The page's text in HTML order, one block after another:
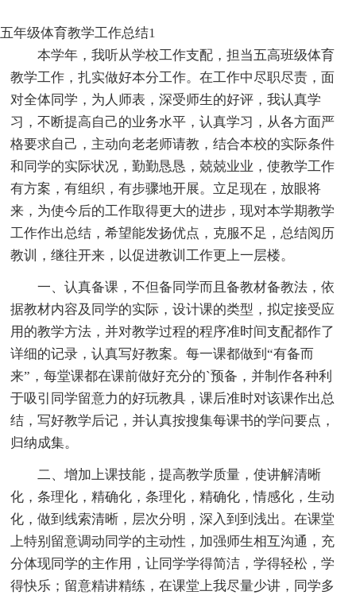
五年级体育教学工作总结1
本学年，我听从学校工作支配，担当五高班级体育
教学工作，扎实做好本分工作。在工作中尽职尽责，面
对全体同学，为人师表，深受师生的好评，我认真学
习，不断提高自己的业务水平，认真学习，从各方面严
格要求自己，主动向老老师请教，结合本校的实际条件
和同学的实际状况，勤勤恳恳，兢兢业业，使教学工作
有方案，有组织，有步骤地开展。立足现在，放眼将
来，为使今后的工作取得更大的进步，现对本学期教学
工作作出总结，希望能发扬优点，克服不足，总结阅历
教训，继往开来，以促进教训工作更上一层楼。
一、认真备课，不但备同学而且备教材备教法，依
据教材内容及同学的实际，设计课的类型，拟定接受应
用的教学方法，并对教学过程的程序准时间支配都作了
详细的记录，认真写好教案。每一课都做到“有备而
来”，每堂课都在课前做好充分的`预备，并制作各种利
于吸引同学留意力的好玩教具，课后准时对该课作出总
结，写好教学后记，并认真按搜集每课书的学问要点，
归纳成集。
二、增加上课技能，提高教学质量，使讲解清晰
化，条理化，精确化，条理化，精确化，情感化，生动
化，做到线索清晰，层次分明，深入到到浅出。在课堂
上特别留意调动同学的主动性，加强师生相互沟通，充
分体现同学的主作用，让同学学得简洁，学得轻松，学
得快乐；留意精讲精练，在课堂上我尽量少讲，同学多